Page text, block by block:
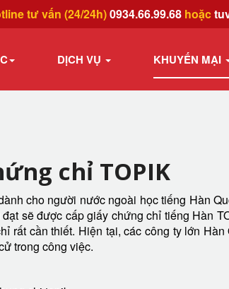
tư vấn (24/24h)0934.66.99.68 hoặc
DỊCH VỤ KHUYẾN MẠI
chỉ TOPIK
cho người nước ngoài học tiếng Hàn
sẽ được cấp giấy chứng chỉ tiếng Hàn
rất cần thiết. Hiện tại, các công ty lớn
trong công việc.